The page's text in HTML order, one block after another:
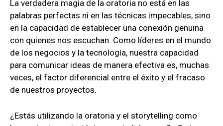
La verdadera magia de la oratoria no está en las
palabras perfectas ni en las técnicas impecables, sino
en la capacidad de establecer una conexión genuina
con quienes nos escuchan. Como líderes en el mundo
de los negocios y la tecnología, nuestra capacidad
para comunicar ideas de manera efectiva es, muchas
veces, el factor diferencial entre el éxito y el fracaso
de nuestros proyectos.
¿Estás utilizando la oratoria y el storytelling como